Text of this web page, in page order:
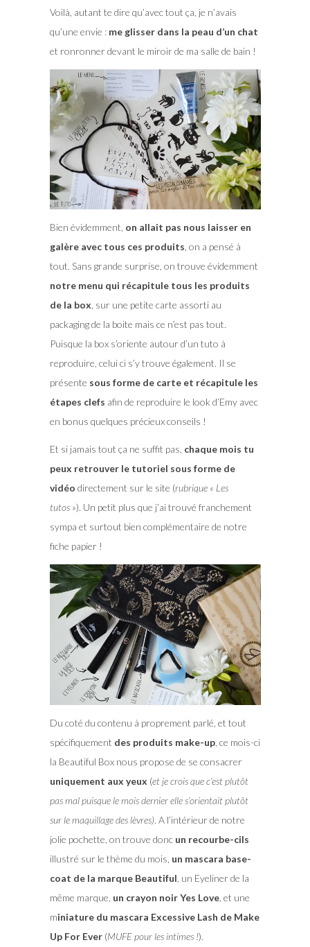
Voilà, autant te dire qu’avec tout ça, je n’avais
qu’une envie : me glisser dans la peau d’un chat
et ronronner devant le miroir de ma salle de bain !
Bien évidemment, on allait pas nous laisser en
galère avec tous ces produits, on a pensé à
tout. Sans grande surprise, on trouve évidemment
notre menu qui récapitule tous les produits
de la box, sur une petite carte assorti au
packaging de la boite mais ce n’est pas tout.
Puisque la box s’oriente autour d’un tuto à
reproduire, celui ci s’y trouve également. Il se
présente sous forme de carte et récapitule les
étapes clefs afin de reproduire le look d’Emy avec
en bonus quelques précieux conseils !
Et si jamais tout ça ne suffit pas, chaque mois tu
peux retrouver le tutoriel sous forme de
vidéo directement sur le site (rubrique « Les
tutos »). Un petit plus que j’ai trouvé franchement
sympa et surtout bien complémentaire de notre
fiche papier !
Du coté du contenu à proprement parlé, et tout
spécifiquement des produits make-up, ce mois-ci
la Beautiful Box nous propose de se consacrer
uniquement aux yeux (et je crois que c’est plutôt
pas mal puisque le mois dernier elle s’orientait plutôt
sur le maquillage des lèvres). A l’intérieur de notre
jolie pochette, on trouve donc un recourbe-cils
illustré sur le thème du mois, un mascara base-
coat de la marque Beautiful , un Eyeliner de la
même marque, un crayon noir Yes Love, et une
miniature du mascara Excessive Lash de Make
Up For Ever(MUFE pour les intimes !).